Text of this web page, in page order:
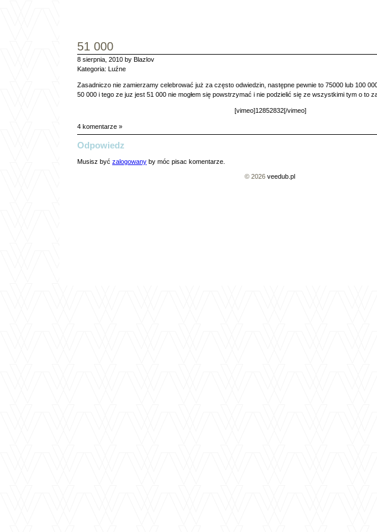
51 000
8 sierpnia, 2010 by Blazlov
Kategoria: Luźne
Zasadniczo nie zamierzamy celebrować już za często odwiedzin, następne pewnie to 75000 lub 100
50 000 i tego ze juz jest 51 000 nie mogłem się powstrzymać i nie podzielić się ze wszystkimi tym o to
[vimeo]12852832[/vimeo]
4 komentarze »
Odpowiedz
Musisz być zalogowany by móc pisac komentarze.
© 2026 veedub.pl